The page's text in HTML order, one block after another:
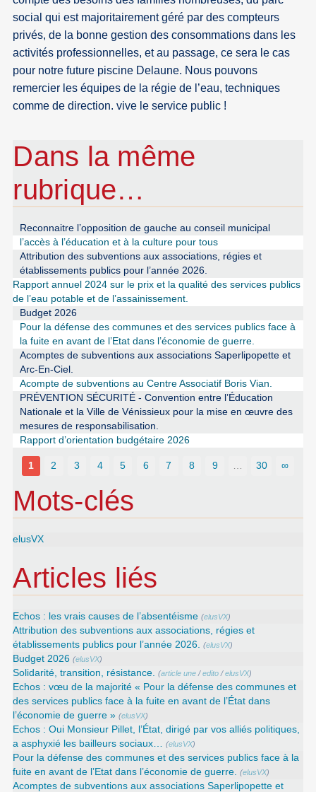
social qui est majoritairement géré par des compteurs
privés, de la bonne gestion des consommations dans les
activités professionnelles, et au passage, ce sera le cas
pour notre future piscine Delaune. Nous pouvons
remercier les équipes de la régie de l’eau, techniques
comme de direction. vive le service public !
Dans la même
rubrique…
Reconnaitre l’opposition de gauche au conseil municipal
l’accès à l’éducation et à la culture pour tous
Attribution des subventions aux associations, régies et
établissements publics pour l’année 2026.
Rapport annuel 2024 sur le prix et la qualité des services publics
de l’eau potable et de l’assainissement.
Budget 2026
Pour la défense des communes et des services publics face à
la fuite en avant de l’Etat dans l’économie de guerre.
Acomptes de subventions aux associations Saperlipopette et
Arc-En-Ciel.
Acompte de subventions au Centre Associatif Boris Vian.
PRÉVENTION SÉCURITÉ - Convention entre l’Éducation
Nationale et la Ville de Vénissieux pour la mise en œuvre des
mesures de responsabilisation.
Rapport d’orientation budgétaire 2026
1 2 3 4 5 6 7 8 9 … 30 ∞
Mots-clés
elusVX
Articles liés
Echos : les vrais causes de l’absentéisme (elusVX)
Attribution des subventions aux associations, régies et
établissements publics pour l’année 2026.
(elusVX)
Budget 2026 (elusVX)
Solidarité, transition, résistance. (article une /edito /elusVX)
Echos : vœu de la majorité « Pour la défense des communes et
des services publics face à la fuite en avant de l’État dans
l’économie de guerre » (elusVX)
Echos : Oui Monsieur Pillet, l’État, dirigé par vos alliés politiques,
a asphyxié les bailleurs sociaux…
(elusVX)
Pour la défense des communes et des services publics face à la
fuite en avant de l’Etat dans l’économie de guerre.
(elusVX)
Acomptes de subventions aux associations Saperlipopette et